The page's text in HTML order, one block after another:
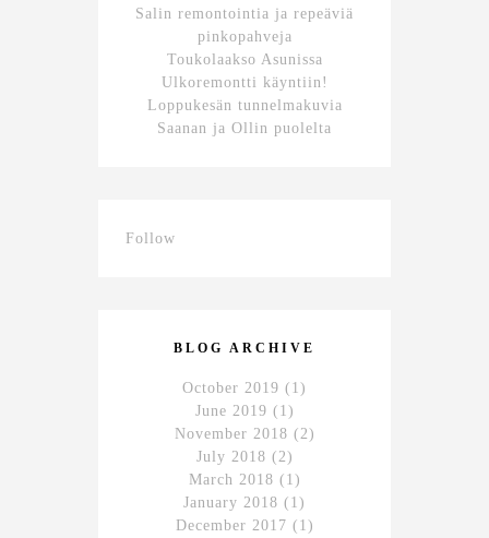
Salin remontointia ja repeäviä
pinkopahveja
Toukolaakso Asunissa
Ulkoremontti käyntiin!
Loppukesän tunnelmakuvia
Saanan ja Ollin puolelta
Follow
BLOG ARCHIVE
October 2019 (1)
June 2019 (1)
November 2018 (2)
July 2018 (2)
March 2018 (1)
January 2018 (1)
December 2017 (1)